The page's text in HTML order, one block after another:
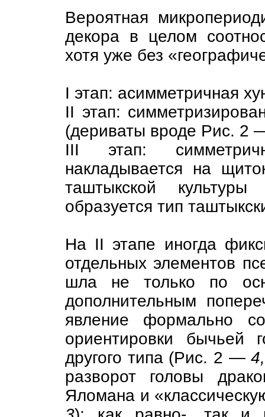
Вероятная
декора в целом
хотя уже без
I этап: асимметричная
II этап:
(дериваты вроде Рис. 2
III этап:
накладывается на
таштыкской культуры
образуется тип
На II этапе иногда
отдельных элементов
шла не только по
дополнительным
явление формально
ориентировки бычьей
другого типа (Рис. 2 —
разворот головы
Яломана и